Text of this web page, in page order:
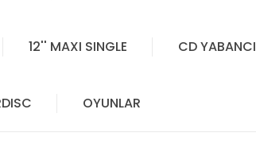
12'' MAXI SINGLE CD YABANCI
OYUNLAR